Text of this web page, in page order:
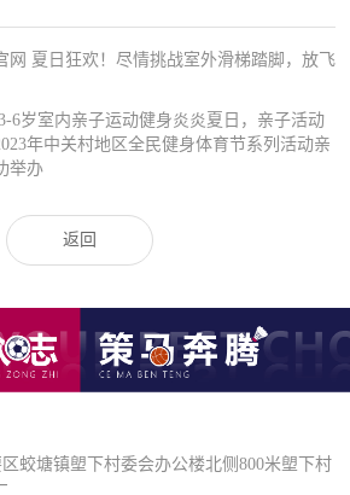
网 夏日狂欢！尽情挑战室外滑梯踏脚，放飞
6岁室内亲子运动健身炎炎夏日，亲子活动
年中关村地区全民健身体育节系列活动亲
举办
返回
蛟塘镇塱下村委会办公楼北侧800米塱下村